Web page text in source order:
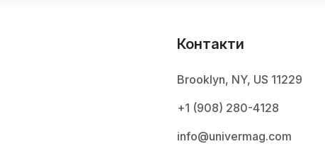
Контакти
Brooklyn, NY, US 11229
+1 ‪(908) 280-4128‬
info@univermag.com